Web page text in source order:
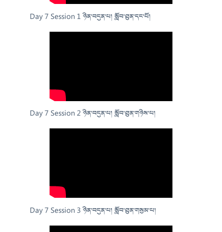
Day 7 Session 1 ཉིན་བདུན་པ། སློབ་ཐུན་དང་པོ།
Day 7 Session 2 ཉིན་བདུན་པ། སློབ་ཐུན་གཉིས་པ།
Day 7 Session 3 ཉིན་བདུན་པ། སློབ་ཐུན་གསུམ་པ།